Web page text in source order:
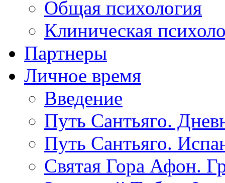
Общая психология
Клиническая
Партнеры
Личное время
Введение
Путь Сантьяго.
Путь Сантьяго.
Святая Гора Афон.